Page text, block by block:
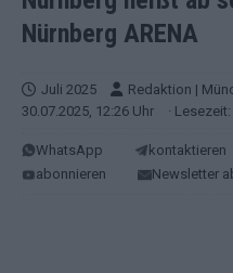
Nürnberg ARENA
Juli 2025 Redaktion |
30.07.2025, 12:26 Uhr
· Lesezeit:
WhatsApp kontaktieren
abonnieren
Newsletter